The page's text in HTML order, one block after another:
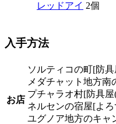
レッドアイ 2個
入手方法
お店
ソルティコの町[防
メダチャット地方
プチャラオ村[防具
ネルセンの宿屋[よ
ユグノア地方のキャ